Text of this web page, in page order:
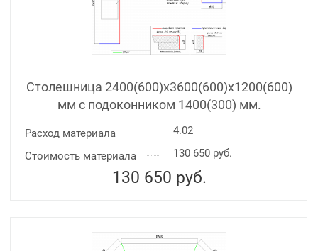
Столешница 2400(600)х3600(600)x1200(600)
мм с подоконником 1400(300) мм.
Расход материала
4.02
Стоимость материала
130 650 руб.
130 650 руб.